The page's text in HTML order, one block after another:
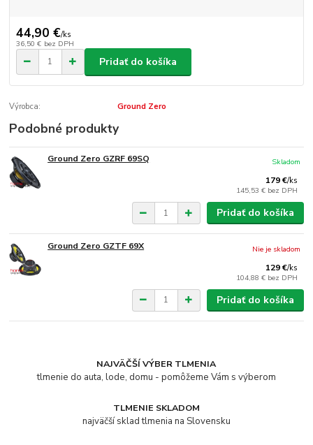
44,90 €/ks
36,50 € bez DPH
Pridať do košíka
Výrobca: Ground Zero
Podobné produkty
Ground Zero GZRF 69SQ
179 €/ks
145,53 € bez DPH
Skladom
Pridať do košíka
Ground Zero GZTF 69X
129 €/ks
104,88 € bez DPH
Nie je skladom
Pridať do košíka
NAJVÄČŠÍ VÝBER TLMENIA
tlmenie do auta, lode, domu - pomôžeme Vám s výberom
TLMENIE SKLADOM
najväčší sklad tlmenia na Slovensku